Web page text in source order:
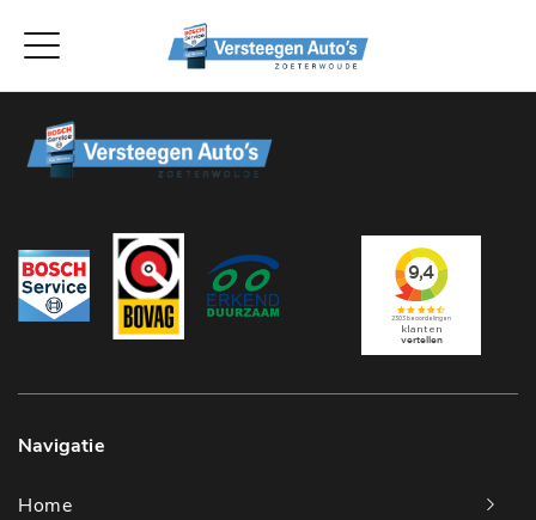
Navigatie
Home